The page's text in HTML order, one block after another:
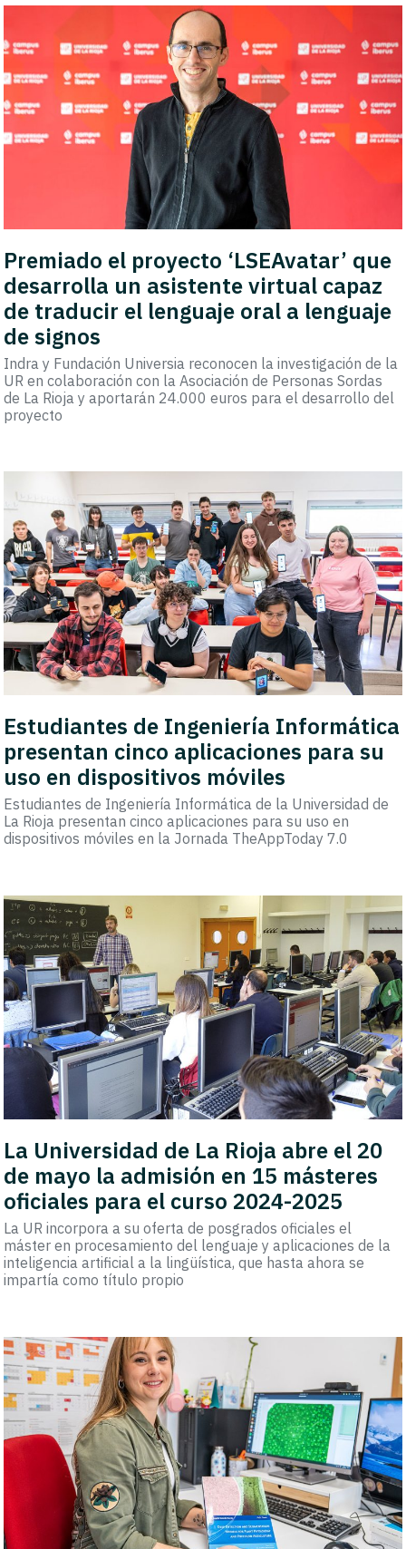
Premiado el proyecto ‘LSEAvatar’ que
desarrolla un asistente virtual capaz
de traducir el lenguaje oral a lenguaje
de signos
Indra y Fundación Universia reconocen la investigación de la
UR en colaboración con la Asociación de Personas Sordas
de La Rioja y aportarán 24.000 euros para el desarrollo del
proyecto
Estudiantes de Ingeniería Informática
presentan cinco aplicaciones para su
uso en dispositivos móviles
Estudiantes de Ingeniería Informática de la Universidad de
La Rioja presentan cinco aplicaciones para su uso en
dispositivos móviles en la Jornada TheAppToday 7.0
La Universidad de La Rioja abre el 20
de mayo la admisión en 15 másteres
oficiales para el curso 2024-2025
La UR incorpora a su oferta de posgrados oficiales el
máster en procesamiento del lenguaje y aplicaciones de la
inteligencia artificial a la lingüística, que hasta ahora se
impartía como título propio